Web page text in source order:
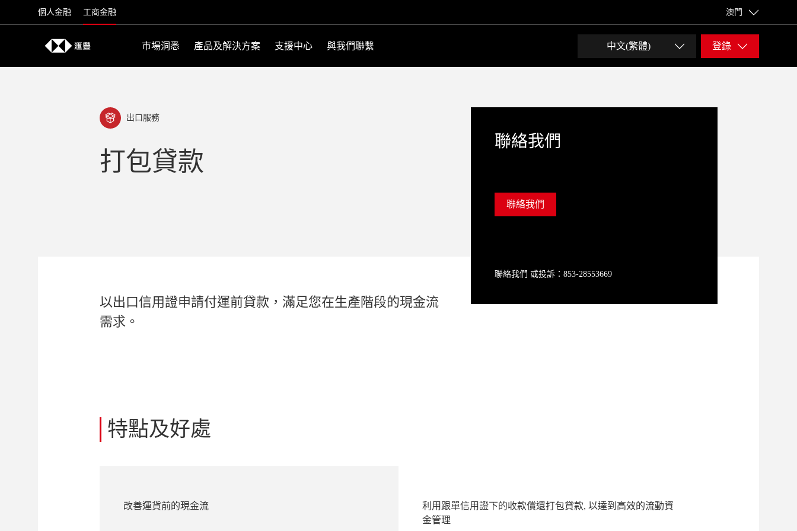
個人金融 工商金融 澳門
市場洞悉 產品及解決方案 支援中心 與我們聯繫 中文(繁體) 登錄
出口服務
打包貸款
聯絡我們
聯絡我們
聯絡我們 或投訴：853-28553669
以出口信用證申請付運前貸款，滿足您在生產階段的現金流
需求。
特點及好處
改善運貨前的現金流
利用跟單信用證下的收款償還打包貸款, 以達到高效的流動資
金管理